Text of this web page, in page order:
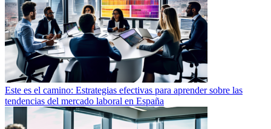
Este es el camino: Estrategias efectivas para aprender sobre las
tendencias del mercado laboral en España